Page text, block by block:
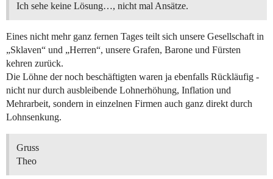
Ich sehe keine Lösung…, nicht mal Ansätze.
Eines nicht mehr ganz fernen Tages teilt sich unsere Gesellschaft in
„Sklaven“ und „Herren“, unsere Grafen, Barone und Fürsten
kehren zurück.
Die Löhne der noch beschäftigten waren ja ebenfalls Rückläufig -
nicht nur durch ausbleibende Lohnerhöhung, Inflation und
Mehrarbeit, sondern in einzelnen Firmen auch ganz direkt durch
Lohnsenkung.
Gruss
Theo